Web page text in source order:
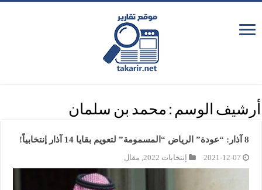
أرشيف الوسم : محمد بن سلمان
8 آذار: “عودة” الرياض “المسمومة” لتعويم بقايا 14 آذار إنتخابياً!
2021-12-07 إنتخابات 2022 , مقال